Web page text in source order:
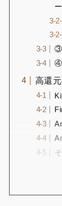
ー
高還